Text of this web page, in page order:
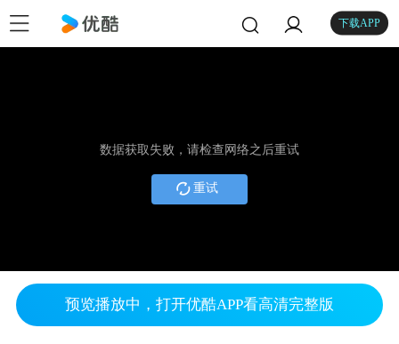
下载APP
数据获取失败，请检查网络之后重试
重试
预览播放中，打开优酷APP看高清完整版